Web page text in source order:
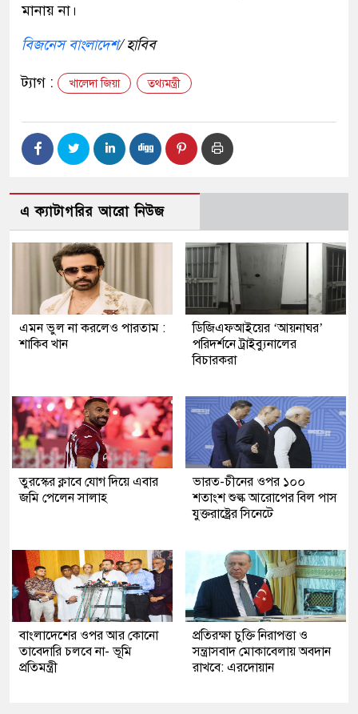
মানায় না।
বিজনেস বাংলাদেশ/ হাবিব
ট্যাগ : খালেদা জিয়া তথ্যমন্ত্রী
এ ক্যাটাগরির আরো নিউজ
এমন ভুল না করলেও পারতাম :
শাকিব খান
ডিজিএফআইয়ের ‘আয়নাঘর’
পরিদর্শনে ট্রাইব্যুনালের
বিচারকরা
তুরস্কের ক্লাবে যোগ দিয়ে এবার
জমি পেলেন সালাহ
ভারত-চীনের ওপর ১০০
শতাংশ শুল্ক আরোপের বিল পাস
যুক্তরাষ্ট্রের সিনেটে
বাংলাদেশের ওপর আর কোনো
তাবেদারি চলবে না- ভূমি
প্রতিমন্ত্রী
প্রতিরক্ষা চুক্তি নিরাপত্তা ও
সন্ত্রাসবাদ মোকাবেলায় অবদান
রাখবে: এরদোয়ান